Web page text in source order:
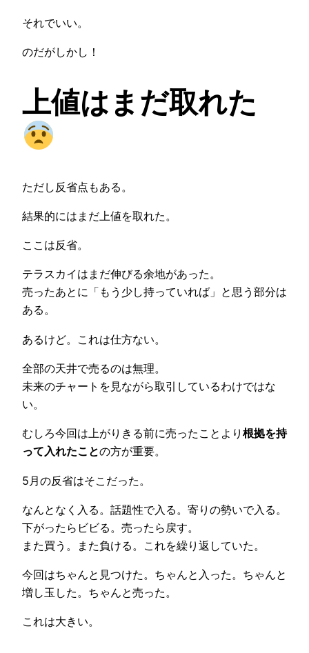
それでいい。
のだがしかし！
上値はまだ取れた
ただし反省点もある。
結果的にはまだ上値を取れた。
ここは反省。
テラスカイはまだ伸びる余地があった。
売ったあとに「もう少し持っていれば」と思う部分は
ある。
あるけど。これは仕方ない。
全部の天井で売るのは無理。
未来のチャートを見ながら取引しているわけではな
い。
むしろ今回は上がりきる前に売ったことより 根拠を持
って入れたことの方が重要。
5月の反省はそこだった。
なんとなく入る。話題性で入る。寄りの勢いで入る。
下がったらビビる。売ったら戻す。
また買う。また負ける。これを繰り返していた。
今回はちゃんと見つけた。ちゃんと入った。ちゃんと
増し玉した。ちゃんと売った。
これは大きい。